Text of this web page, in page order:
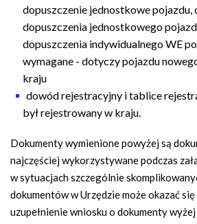
dopuszczenie jednostkowe pojazdu,
dopuszczenia jednostkowego
dopuszczenia indywidualnego WE
wymagane - dotyczy pojazdu
kraju
dowód rejestracyjny i tablice
był rejestrowany w kraju.
Dokumenty wymienione powyżej są
najczęściej wykorzystywane podczas
w sytuacjach szczególnie
dokumentów w Urzędzie może okazać
uzupełnienie wniosku o dokumenty